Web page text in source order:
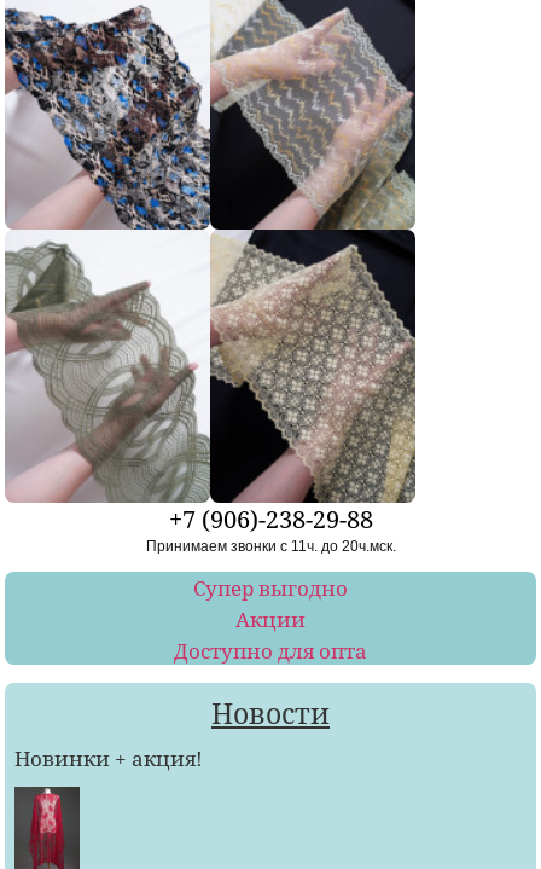
+7 (906)-238-29-88
Принимаем звонки с 11ч. до 20ч.мск.
Супер выгодно
Акции
Доступно для опта
Новости
Новинки + акция!